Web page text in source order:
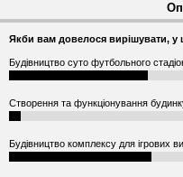
Якби вам довелося вирішувати, у
Будівництво суто футбольного
Створення та функціонування
Будівництво комплексу для ігрових